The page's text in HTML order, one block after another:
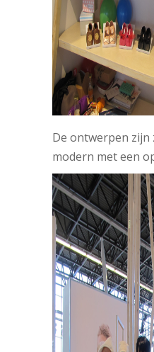
De ontwerpen zijn
modern met een